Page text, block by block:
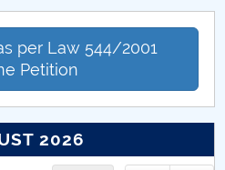
per Law 544/2001
Petition
2026